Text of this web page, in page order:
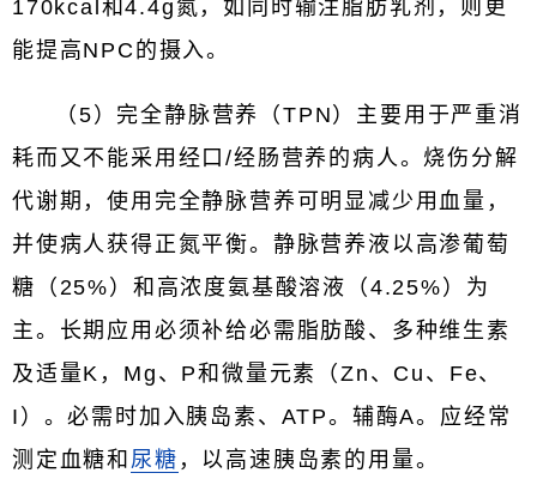
170kcal和4.4g氮，如同时输注脂肪乳剂，则更
能提高NPC的摄入。
（5）完全静脉营养（TPN）主要用于严重消
耗而又不能采用经口/经肠营养的病人。烧伤分解
代谢期，使用完全静脉营养可明显减少用血量，
并使病人获得正氮平衡。静脉营养液以高渗葡萄
糖（25%）和高浓度氨基酸溶液（4.25%）为
主。长期应用必须补给必需脂肪酸、多种维生素
及适量K，Mg、P和微量元素（Zn、Cu、Fe、
I）。必需时加入胰岛素、ATP。辅酶A。应经常
测定血糖和 尿糖 ，以高速胰岛素的用量。